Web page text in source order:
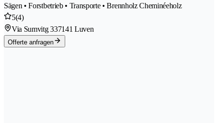
Sägen • Forstbetrieb • Transporte • Brennholz Cheminéeholz
5(4)
Via Sumvitg 337141 Luven
Offerte anfragen